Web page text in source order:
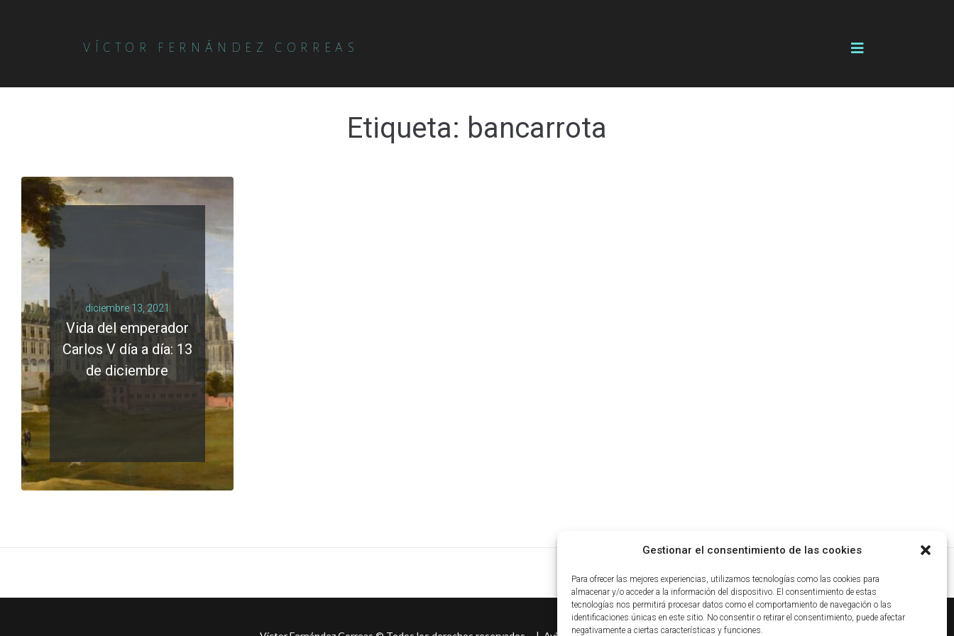
Gestionar el consentimiento de las cookies
Para ofrecer las mejores experiencias, utilizamos tecnologías como las cookies para
almacenar y/o acceder a la información del dispositivo. El consentimiento de estas
tecnologías nos permitirá procesar datos como el comportamiento de navegación o las
identificaciones únicas en este sitio. No consentir o retirar el consentimiento, puede afectar
negativamente a ciertas características y funciones.
VÍCTOR FERNÁNDEZ CORREAS
Etiqueta: bancarrota
diciembre 13, 2021
Vida del emperador
Carlos V día a día: 13
de diciembre
LEER MÁS